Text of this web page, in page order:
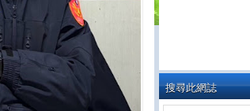
搜尋此網誌